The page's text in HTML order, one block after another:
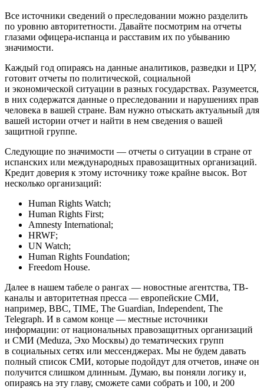
Все источники сведений о преследовании можно разделить
по уровню авторитетности. Давайте посмотрим на отчеты
глазами офицера-испанца и расставим их по убыванию
значимости.
Каждый год опираясь на данные аналитиков, разведки и ЦРУ,
готовит отчеты по политической, социальной
и экономической ситуации в разных государствах. Разумеется,
в них содержатся данные о преследовании и нарушениях прав
человека в вашей стране. Вам нужно отыскать актуальный для
вашей истории отчет и найти в нем сведения о вашей
защитной группе.
Следующие по значимости — отчеты о ситуации в стране от
испанских или международных правозащитных организаций.
Кредит доверия к этому источнику тоже крайне высок. Вот
несколько организаций:
Human Rights Watch;
Human Rights First;
Amnesty International;
HRWF;
UN Watch;
Human Rights Foundation;
Freedom House.
Далее в нашем табеле о рангах — новостные агентства, ТВ-
каналы и авторитетная пресса — европейские СМИ,
например, BBC, TIME, The Guardian, Independent, The
Telegraph. И в самом конце — местные источники
информации: от национальных правозащитных организаций
и СМИ (Meduza, Эхо Москвы) до тематических групп
в социальных сетях или мессенджерах. Мы не будем давать
полный список СМИ, которые подойдут для отчетов, иначе он
получится слишком длинным. Думаю, вы поняли логику и,
опираясь на эту главу, сможете сами собрать и 100, и 200